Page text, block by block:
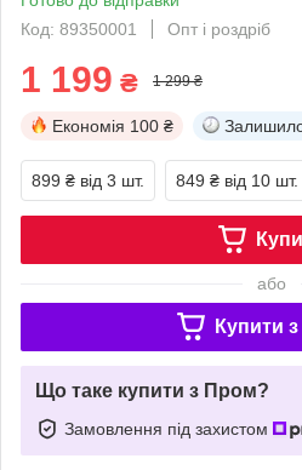
Код: 89350001
Опт і роздріб
1 199 ₴ 1 299 ₴
Економія 100 ₴
899 ₴ від 3 шт. 849 ₴ від 10 шт.
або
Купити з
Що таке купити з Пром?
Замовлення під захистом